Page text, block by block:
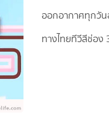
ออกอากาศทุกวั
ทางไทยทีวีสีช่อง